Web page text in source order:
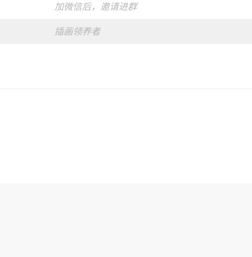
加微信后，邀请进群
插画领养者